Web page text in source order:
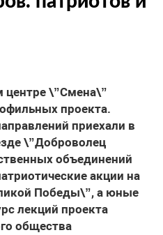
центре \”Смена\”
проекта.
приехали в
\”Доброволец
объединений
акции на
Победы\”, а юные
лекций проекта
общества